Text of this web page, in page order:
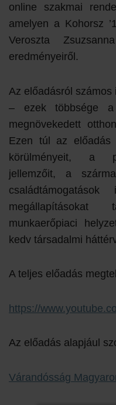
online szakmai
amelyen a Kohorsz
Veroszta
eredményeiről.
Az előadásról
– ezek többsége a
megnövekedett
Ezen túl az előadás
körülményeit, a
jellemzőit, a
munkaerőpiaci
kedv társadalmi
A teljes előadás
https://
Az előadás alapjául
Várandósság